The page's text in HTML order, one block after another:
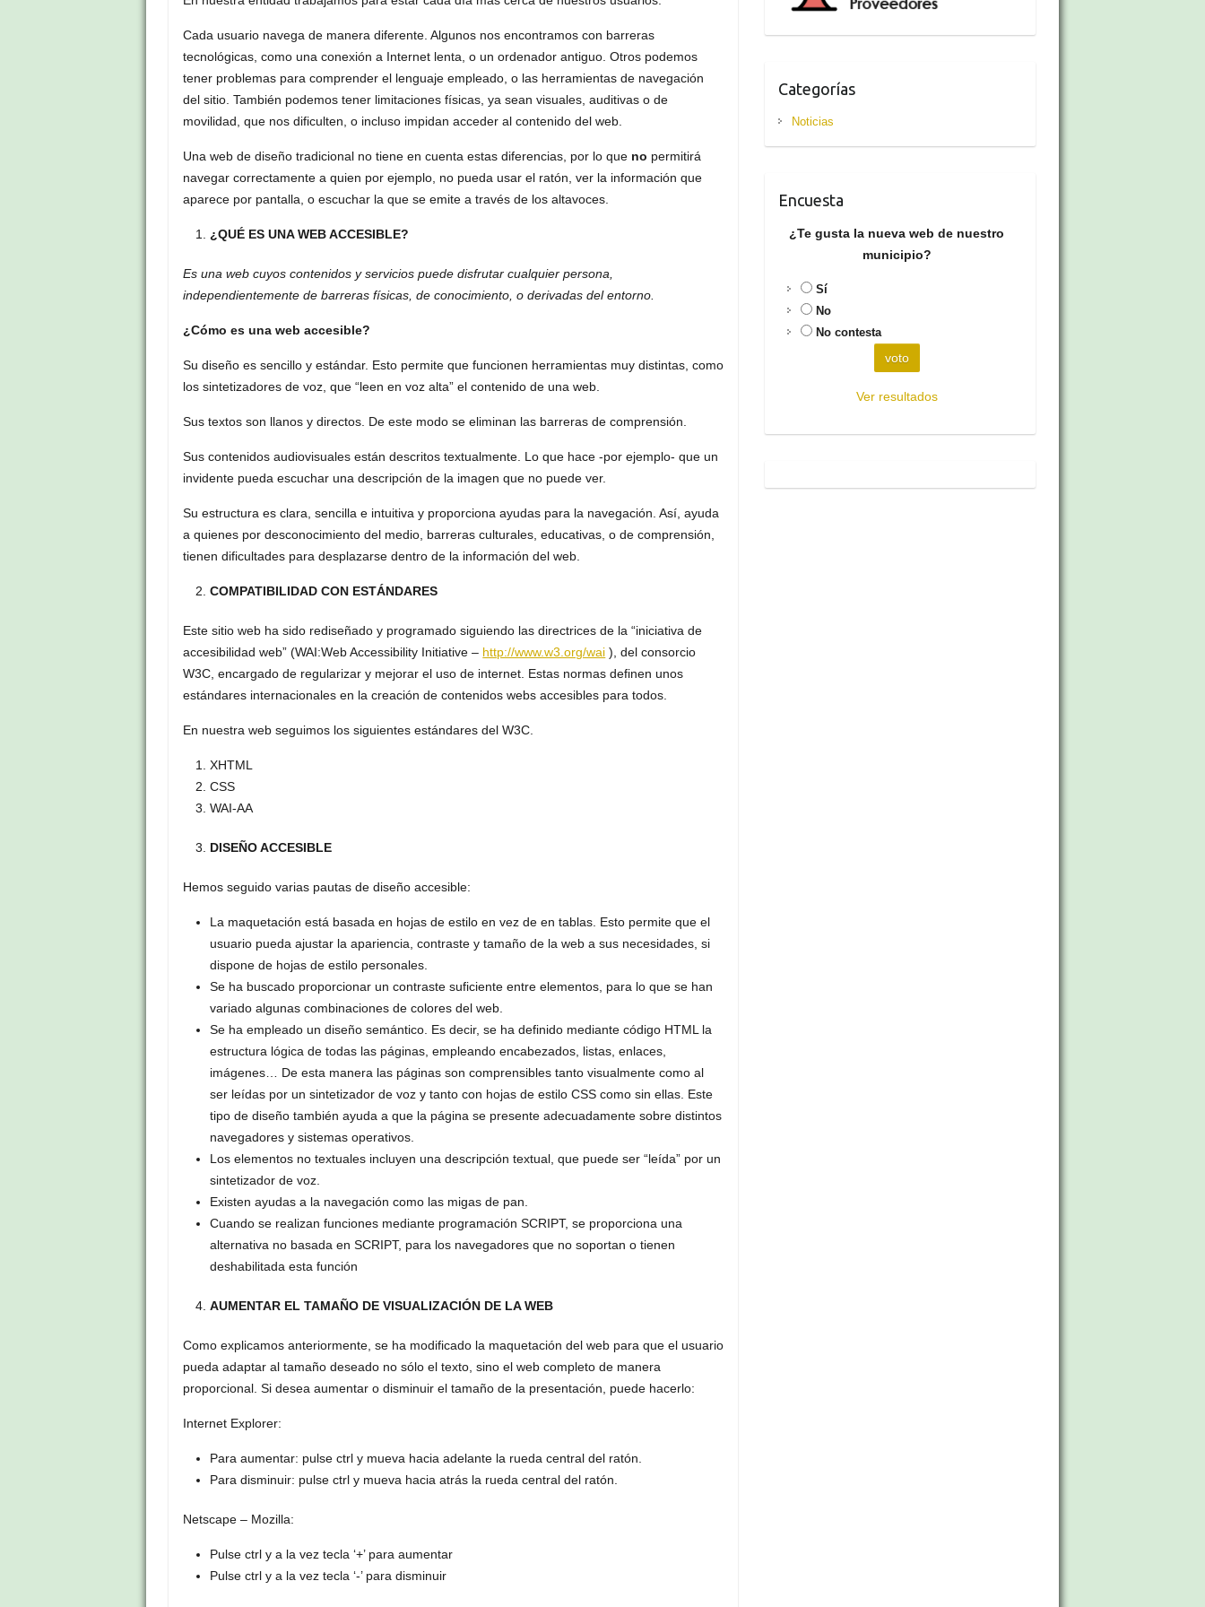
Cada usuario navega de manera diferente. Algunos nos encontramos con barreras
tecnológicas, como una conexión a Internet lenta, o un ordenador antiguo. Otros podemos
tener problemas para comprender el lenguaje empleado, o las herramientas de navegación
del sitio. También podemos tener limitaciones físicas, ya sean visuales, auditivas o de
movilidad, que nos dificulten, o incluso impidan acceder al contenido del web.
Una web de diseño tradicional no tiene en cuenta estas diferencias, por lo que no permitirá
navegar correctamente a quien por ejemplo, no pueda usar el ratón, ver la información que
aparece por pantalla, o escuchar la que se emite a través de los altavoces.
¿QUÉ ES UNA WEB ACCESIBLE?
Es una web cuyos contenidos y servicios puede disfrutar cualquier persona,
independientemente de barreras físicas, de conocimiento, o derivadas del entorno.
¿Cómo es una web accesible?
Su diseño es sencillo y estándar. Esto permite que funcionen herramientas muy distintas, como
los sintetizadores de voz, que “leen en voz alta” el contenido de una web.
Sus textos son llanos y directos. De este modo se eliminan las barreras de comprensión.
Sus contenidos audiovisuales están descritos textualmente. Lo que hace -por ejemplo- que un
invidente pueda escuchar una descripción de la imagen que no puede ver.
Su estructura es clara, sencilla e intuitiva y proporciona ayudas para la navegación. Así, ayuda
a quienes por desconocimiento del medio, barreras culturales, educativas, o de comprensión,
tienen dificultades para desplazarse dentro de la información del web.
COMPATIBILIDAD CON ESTÁNDARES
Este sitio web ha sido rediseñado y programado siguiendo las directrices de la “iniciativa de
accesibilidad web” (WAI:Web Accessibility Initiative – http://www.w3.org/wai ), del consorcio
W3C, encargado de regularizar y mejorar el uso de internet. Estas normas definen unos
estándares internacionales en la creación de contenidos webs accesibles para todos.
En nuestra web seguimos los siguientes estándares del W3C.
XHTML
CSS
WAI-AA
DISEÑO ACCESIBLE
Hemos seguido varias pautas de diseño accesible:
La maquetación está basada en hojas de estilo en vez de en tablas. Esto permite que el
usuario pueda ajustar la apariencia, contraste y tamaño de la web a sus necesidades, si
dispone de hojas de estilo personales.
Se ha buscado proporcionar un contraste suficiente entre elementos, para lo que se han
variado algunas combinaciones de colores del web.
Se ha empleado un diseño semántico. Es decir, se ha definido mediante código HTML la
estructura lógica de todas las páginas, empleando encabezados, listas, enlaces,
imágenes… De esta manera las páginas son comprensibles tanto visualmente como al
ser leídas por un sintetizador de voz y tanto con hojas de estilo CSS como sin ellas. Este
tipo de diseño también ayuda a que la página se presente adecuadamente sobre distintos
navegadores y sistemas operativos.
Los elementos no textuales incluyen una descripción textual, que puede ser “leída” por un
sintetizador de voz.
Existen ayudas a la navegación como las migas de pan.
Cuando se realizan funciones mediante programación SCRIPT, se proporciona una
alternativa no basada en SCRIPT, para los navegadores que no soportan o tienen
deshabilitada esta función
AUMENTAR EL TAMAÑO DE VISUALIZACIÓN DE LA WEB
Como explicamos anteriormente, se ha modificado la maquetación del web para que el usuario
pueda adaptar al tamaño deseado no sólo el texto, sino el web completo de manera
proporcional. Si desea aumentar o disminuir el tamaño de la presentación, puede hacerlo:
Internet Explorer:
Para aumentar: pulse ctrl y mueva hacia adelante la rueda central del ratón.
Para disminuir: pulse ctrl y mueva hacia atrás la rueda central del ratón.
Netscape – Mozilla:
Pulse ctrl y a la vez tecla ‘+’ para aumentar
Pulse ctrl y a la vez tecla ‘-’ para disminuir
Categorías
Noticias
Encuesta
¿Te gusta la nueva web de nuestro
municipio?
Sí
No
No contesta
Ver resultados